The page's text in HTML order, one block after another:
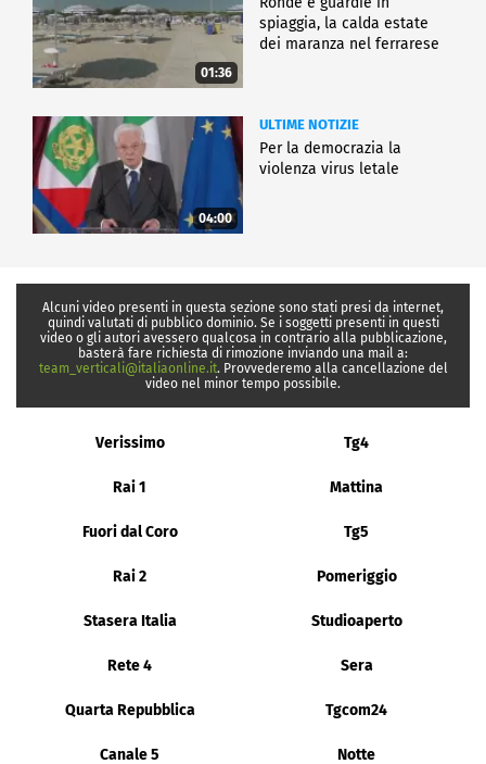
01:36
spiaggia, la calda estate
dei maranza nel ferrarese
04:00
ULTIME NOTIZIE
Per la democrazia la
violenza virus letale
Alcuni video presenti in questa sezione sono stati presi da internet,
quindi valutati di pubblico dominio. Se i soggetti presenti in questi
video o gli autori avessero qualcosa in contrario alla pubblicazione,
basterà fare richiesta di rimozione inviando una mail a:
team_verticali@italiaonline.it. Provvederemo alla cancellazione del
video nel minor tempo possibile.
Verissimo Tg4
Rai 1 Mattina
Fuori dal Coro Tg5
Rai 2 Pomeriggio
Stasera Italia Studioaperto
Rete 4 Sera
Quarta Repubblica Tgcom24
Canale 5 Notte